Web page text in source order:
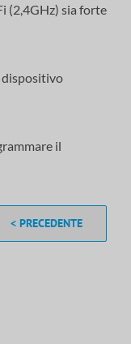
(2,4GHz) sia forte
dispositivo
il
< PRECEDENTE